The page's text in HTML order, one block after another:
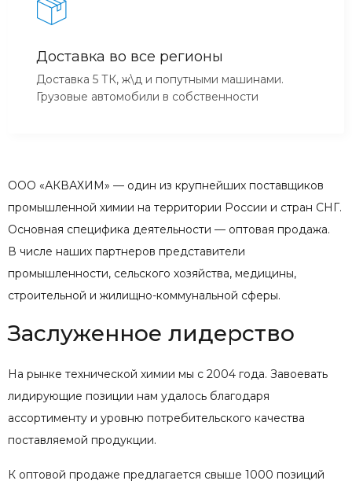
Доставка во все регионы
Доставка 5 ТК, ж\д и попутными машинами.
Грузовые автомобили в собственности
ООО «АКВАХИМ» — один из крупнейших поставщиков
промышленной химии на территории России и стран СНГ.
Основная специфика деятельности — оптовая продажа.
В числе наших партнеров представители
промышленности, сельского хозяйства, медицины,
строительной и жилищно-коммунальной сферы.
Заслуженное лидерство
На рынке технической химии мы с 2004 года. Завоевать
лидирующие позиции нам удалось благодаря
ассортименту и уровню потребительского качества
поставляемой продукции.
К оптовой продаже предлагается свыше 1000 позиций